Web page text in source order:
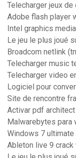
Telecharger jeux
Adobe flash player
Intel graphics
Le jeu le plus joué
Broadcom netlink
Telecharger music
Telecharger video
Logiciel pour
Site de rencontre
Activar pdf
Malwarebytes
Windows 7
Ableton live 9